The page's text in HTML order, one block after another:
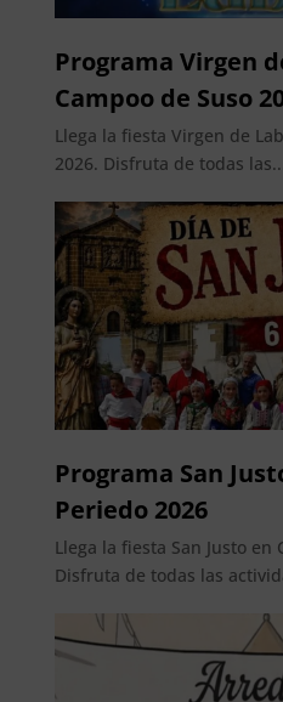
Programa Virgen
Campoo de Suso
Llega la fiesta Virgen de
2026. Disfruta de todas
Programa San
Periedo 2026
Llega la fiesta San Justo en
Disfruta de todas las